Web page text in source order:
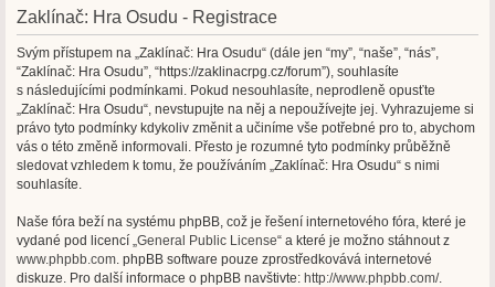
Zaklínač: Hra Osudu - Registrace
Svým přístupem na „Zaklínač: Hra Osudu“ (dále jen “my”, “naše”, “nás”,
“Zaklínač: Hra Osudu”, “https://zaklinacrpg.cz/forum”), souhlasíte
s následujícími podmínkami. Pokud nesouhlasíte, neprodleně opusťte
„Zaklínač: Hra Osudu“, nevstupujte na něj a nepoužívejte jej. Vyhrazujeme si
právo tyto podmínky kdykoliv změnit a učiníme vše potřebné pro to, abychom
vás o této změně informovali. Přesto je rozumné tyto podmínky průběžně
sledovat vzhledem k tomu, že používáním „Zaklínač: Hra Osudu“ s nimi
souhlasíte.
Naše fóra beží na systému phpBB, což je řešení internetového fóra, které je
vydané pod licencí „General Public License“ a které je možno stáhnout z
www.phpbb.com. phpBB software pouze zprostředkovává internetové
diskuze. Pro další informace o phpBB navštivte: http://www.phpbb.com/.